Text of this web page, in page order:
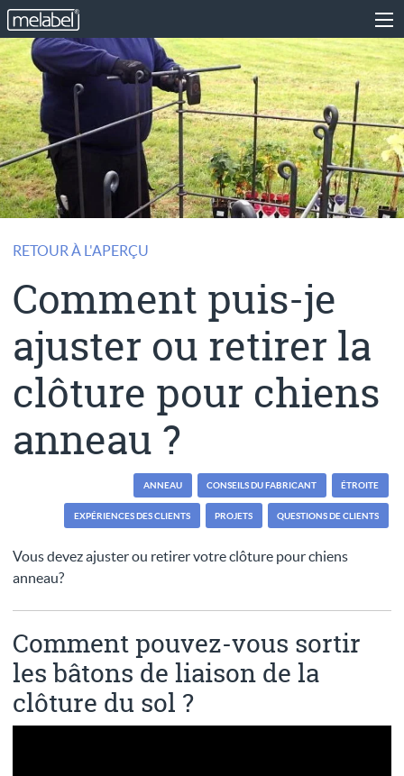
RETOUR À L'APERÇU
Comment puis-je
ajuster ou retirer la
clôture pour chiens
anneau ?
ANNEAU CONSEILS DU FABRICANT ÉTROITE
EXPÉRIENCES DES CLIENTS PROJETS QUESTIONS DE CLIENTS
Vous devez ajuster ou retirer votre clôture pour chiens
anneau?
Comment pouvez-vous sortir
les bâtons de liaison de la
clôture du sol ?